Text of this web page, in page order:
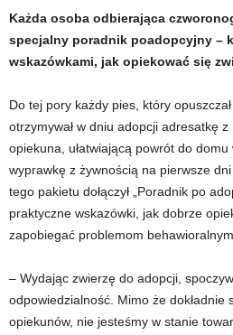
Każda osoba odbierająca
specjalny poradnik poadopcyjny –
wskazówkami, jak opiekować się
Do tej pory każdy pies, który
otrzymywał w dniu adopcji adresatkę
opiekuna, ułatwiającą powrót do
wyprawkę z żywnością na pierwsze
tego pakietu dołączył „Poradnik po
praktyczne wskazówki, jak dobrze
zapobiegać problemom
– Wydając zwierzę do adopcji,
odpowiedzialność. Mimo że dokładnie
opiekunów, nie jesteśmy w stanie